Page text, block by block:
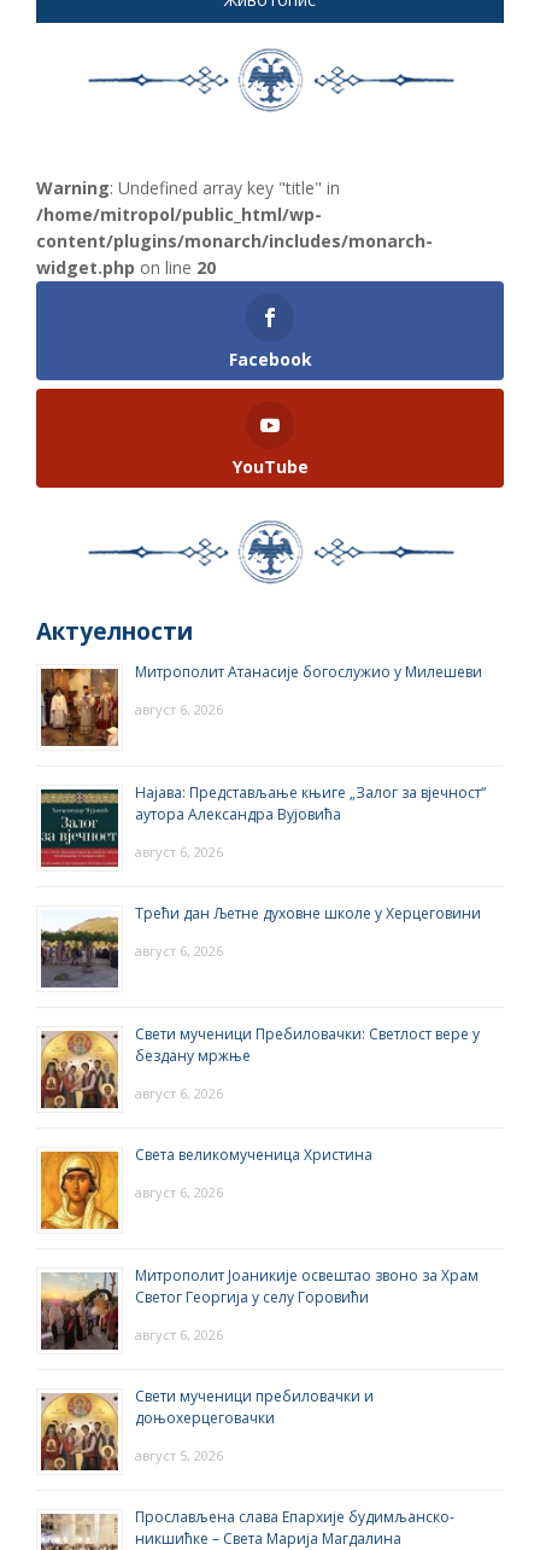
Warning: Undefined array key "title" in
/home/mitropol/public_html/wp-
content/plugins/monarch/includes/monarch-
widget.php on line 20
Facebook
YouTube
Актуелности
Митрополит Атанасије богослужио у Милешеви
август 6, 2026
Најава: Представљање књиге „Залог за вјечност“
аутора Александра Вујовића
август 6, 2026
Трећи дан Љетне духовне школе у Херцеговини
август 6, 2026
Свети мученици Пребиловачки: Светлост вере у
бездану мржње
август 6, 2026
Света великомученица Христина
август 6, 2026
Митрополит Јоаникије освештао звоно за Храм
Светог Георгија у селу Горовићи
август 6, 2026
Свети мученици пребиловачки и
доњохерцеговачки
август 5, 2026
Прослављена слава Епархије будимљанско-
никшићке – Света Марија Магдалина